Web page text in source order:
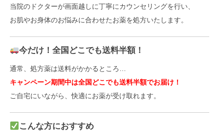
当院のドクターが画面越しに丁寧にカウンセリングを行い、
お肌やお身体のお悩みに合わせたお薬を処方いたします。
今だけ！全国どこでも送料半額！
通常、処方薬は送料がかかるところ…
キャンペーン期間中は全国どこでも送料半額でお届け！
ご自宅にいながら、快適にお薬が受け取れます。
こんな方におすすめ